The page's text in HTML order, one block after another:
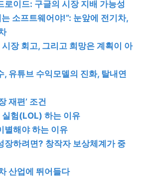
로이드: 구글의 시장 지배 가능성
소프트웨어야!”: 눈앞에 전기차,
장 회고, 그리고 희망은 계획이 아
, 유튜브 수익모델의 진화, 탈내연
재편’ 조건
실험(LOL) 하는 이유
별해야 하는 이유
장하려면? 창작자 보상체계가 중
산업에 뛰어들다